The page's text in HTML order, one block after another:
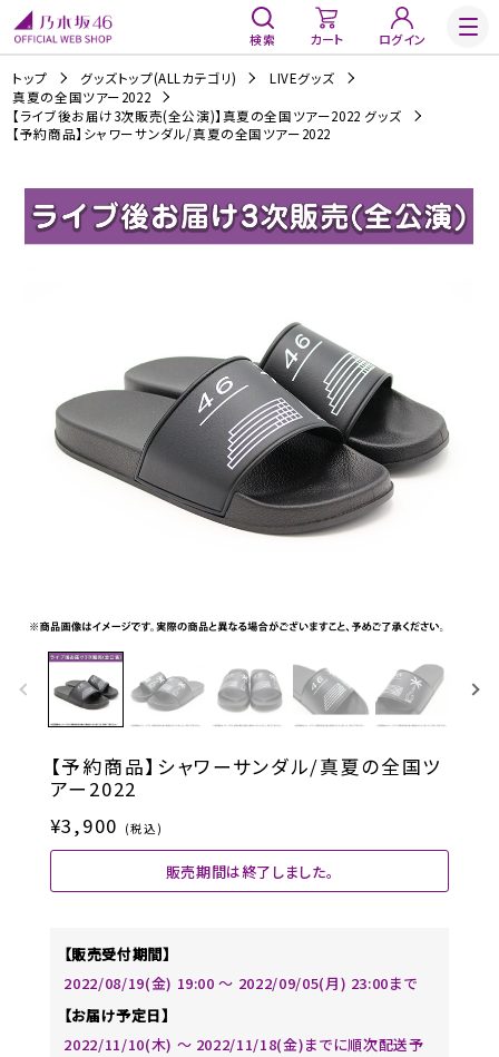
検索 カート ログイン
トップ グッズトップ(ALLカテゴリ)
LIVEグッズ
真夏の全国ツアー2022
【ライブ後お届け3次販売(全公演)】真夏の全国ツアー2022 グッズ
【予約商品】シャワーサンダル/真夏の全国ツアー2022
【予約商品】シャワーサンダル/真夏の全国ツ
アー2022
¥3,900 (税込)
販売期間は終了しました。
【販売受付期間】
2022/08/19(金) 19:00 〜 2022/09/05(月) 23:00まで
【お届け予定日】
2022/11/10(木) ～ 2022/11/18(金)までに順次配送予